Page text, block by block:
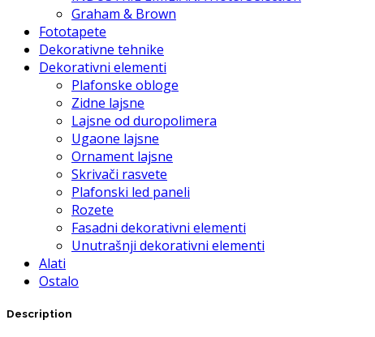
Graham & Brown
Fototapete
Dekorativne tehnike
Dekorativni elementi
Plafonske obloge
Zidne lajsne
Lajsne od duropolimera
Ugaone lajsne
Ornament lajsne
Skrivači rasvete
Plafonski led paneli
Rozete
Fasadni dekorativni elementi
Unutrašnji dekorativni elementi
Alati
Ostalo
Description